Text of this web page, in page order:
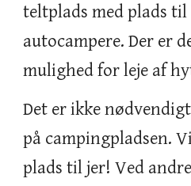
teltplads med plads
autocampere. Der er
mulighed for leje af
Det er ikke
på campingpladsen.
plads til jer! Ved